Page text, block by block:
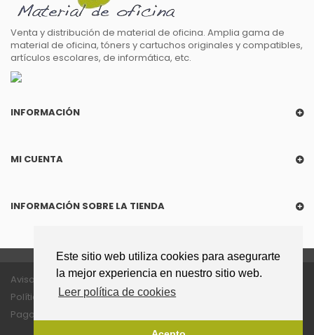
Este sitio web utiliza cookies para asegurarte
la mejor experiencia en nuestro sitio web.
Leer política de cookies
Venta y distribución de material de oficina. Amplia gama de
material de oficina, tóners y cartuchos originales y compatibles,
artículos escolares, de informática, etc.
INFORMACIÓN
MI CUENTA
INFORMACIÓN SOBRE LA TIENDA
Aviso legal
Política de privacidad
Política de cookies
Política enlaces
Pago seguro